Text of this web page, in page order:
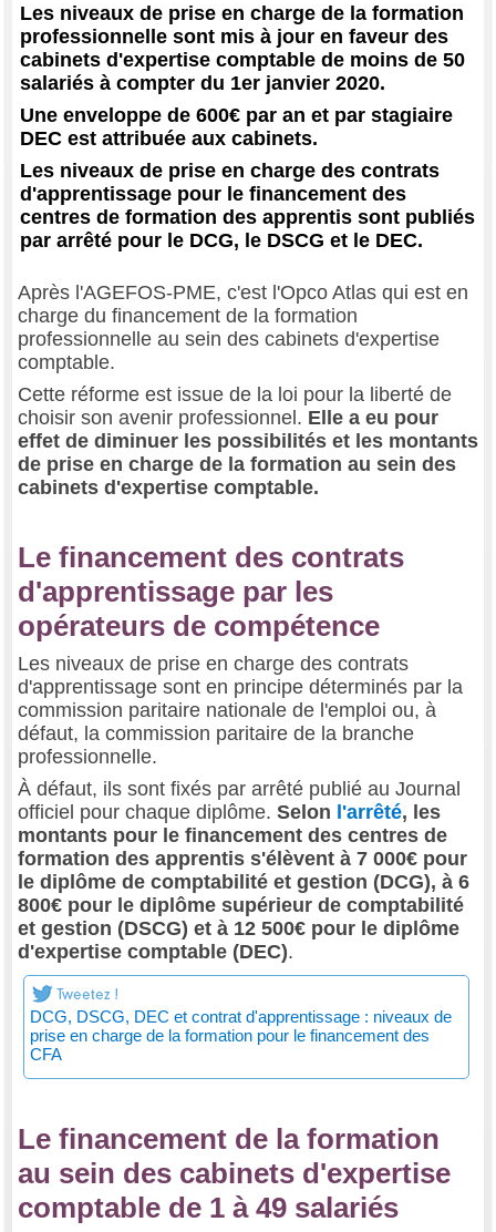
Les niveaux de prise en charge de la formation
professionnelle sont mis à jour en faveur des
cabinets d'expertise comptable de moins de 50
salariés à compter du 1er janvier 2020.
Une enveloppe de 600€ par an et par stagiaire
DEC est attribuée aux cabinets.
Les niveaux de prise en charge des contrats
d'apprentissage pour le financement des
centres de formation des apprentis sont publiés
par arrêté pour le DCG, le DSCG et le DEC.
Après l'AGEFOS-PME, c'est l'Opco Atlas qui est en
charge du financement de la formation
professionnelle au sein des cabinets d'expertise
comptable.
Cette réforme est issue de la loi pour la liberté de
choisir son avenir professionnel. Elle a eu pour
effet de diminuer les possibilités et les montants
de prise en charge de la formation au sein des
cabinets d'expertise comptable.
Le financement des contrats
d'apprentissage par les
opérateurs de compétence
Les niveaux de prise en charge des contrats
d'apprentissage sont en principe déterminés par la
commission paritaire nationale de l'emploi ou, à
défaut, la commission paritaire de la branche
professionnelle.
À défaut, ils sont fixés par arrêté publié au Journal
officiel pour chaque diplôme. Selon l'arrêté, les
montants pour le financement des centres de
formation des apprentis s'élèvent à 7 000€ pour
le diplôme de comptabilité et gestion (DCG), à 6
800€ pour le diplôme supérieur de comptabilité
et gestion (DSCG) et à 12 500€ pour le diplôme
d'expertise comptable (DEC).
DCG, DSCG, DEC et contrat d'apprentissage : niveaux de
prise en charge de la formation pour le financement des
CFA
Le financement de la formation
au sein des cabinets d'expertise
comptable de 1 à 49 salariés